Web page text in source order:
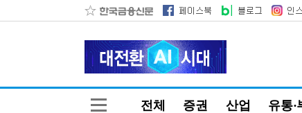
전체 증권 산업 유통·